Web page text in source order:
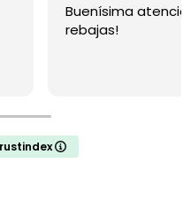
modelos y buenas